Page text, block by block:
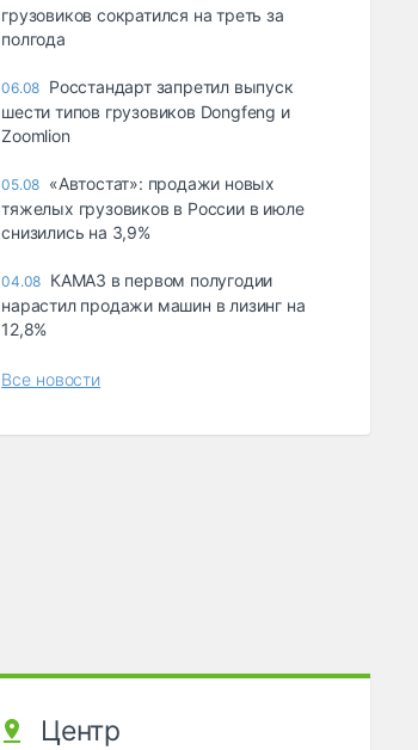
грузовиков сократился на треть за
полгода
06.08 Росстандарт запретил выпуск
шести типов грузовиков Dongfeng и
Zoomlion
05.08 «Автостат»: продажи новых
тяжелых грузовиков в России в июле
снизились на 3,9%
04.08 КАМАЗ в первом полугодии
нарастил продажи машин в лизинг на
12,8%
Все новости
Центр